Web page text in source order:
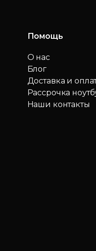
Помощь
О нас
Блог
Доставка и
Рассрочка
Наши контакты